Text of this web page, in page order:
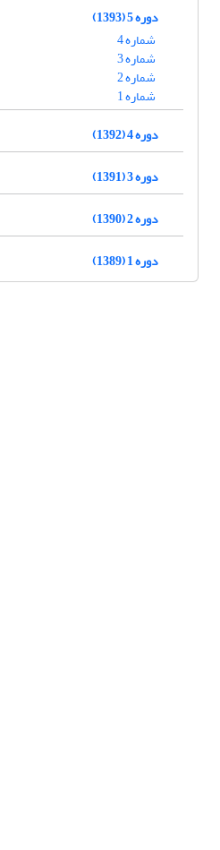
دوره 5 (1393)
شماره 4
شماره 3
شماره 2
شماره 1
دوره 4 (1392)
دوره 3 (1391)
دوره 2 (1390)
دوره 1 (1389)